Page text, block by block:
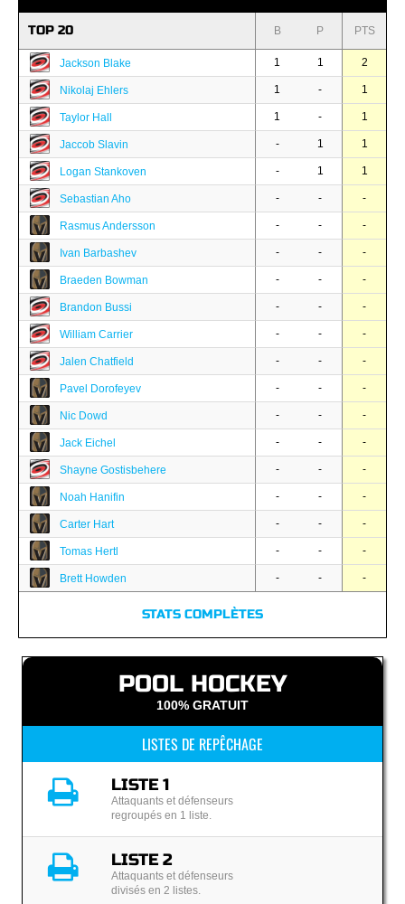
TOP 20 B P PTS
Jackson Blake 1 1 2
Nikolaj Ehlers 1 - 1
Taylor Hall 1 - 1
Jaccob Slavin - 1 1
Logan Stankoven - 1 1
Sebastian Aho - - -
Rasmus Andersson - - -
Ivan Barbashev - - -
Braeden Bowman - - -
Brandon Bussi - - -
William Carrier - - -
Jalen Chatfield - - -
Pavel Dorofeyev - - -
Nic Dowd - - -
Jack Eichel - - -
Shayne Gostisbehere - - -
Noah Hanifin - - -
Carter Hart - - -
Tomas Hertl - - -
Brett Howden - - -
STATS COMPLÈTES
POOL HOCKEY
100% GRATUIT
LISTES DE REPÊCHAGE
LISTE 1
Attaquants et défenseurs
regroupés en 1 liste.
LISTE 2
Attaquants et défenseurs
divisés en 2 listes.